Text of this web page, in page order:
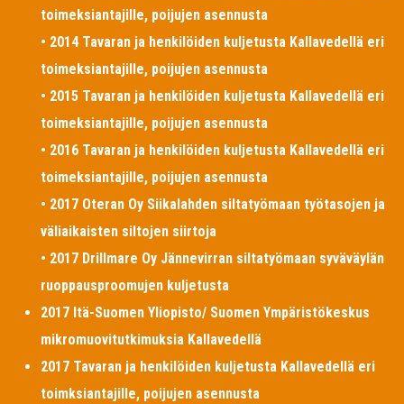
toimeksiantajille, poijujen asennusta
• 2014 Tavaran ja henkilöiden kuljetusta Kallavedellä eri
toimeksiantajille, poijujen asennusta
• 2015 Tavaran ja henkilöiden kuljetusta Kallavedellä eri
toimeksiantajille, poijujen asennusta
• 2016 Tavaran ja henkilöiden kuljetusta Kallavedellä eri
toimeksiantajille, poijujen asennusta
• 2017 Oteran Oy Siikalahden siltatyömaan työtasojen ja
väliaikaisten siltojen siirtoja
• 2017 Drillmare Oy Jännevirran siltatyömaan syväväylän
ruoppausproomujen kuljetusta
2017 Itä-Suomen Yliopisto/ Suomen Ympäristökeskus
mikromuovitutkimuksia Kallavedellä
2017 Tavaran ja henkilöiden kuljetusta Kallavedellä eri
toimksiantajille, poijujen asennusta